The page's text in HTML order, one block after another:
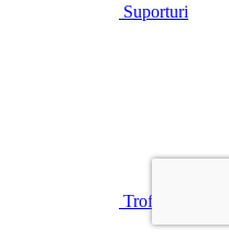
Suporturi
Trofee